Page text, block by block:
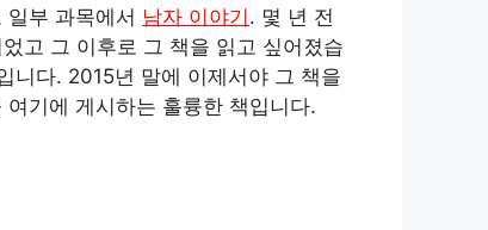
일부 과목에서 남자 이야기 . 몇 년 전
고 그 이후로 그 책을 읽고 싶어졌습
니다. 2015년 말에 이제서야 그 책을
기에 게시하는 훌륭한 책입니다.